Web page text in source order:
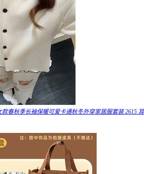
款春秋季长袖保暖可爱卡通秋冬外穿家居服套装 2615 耳